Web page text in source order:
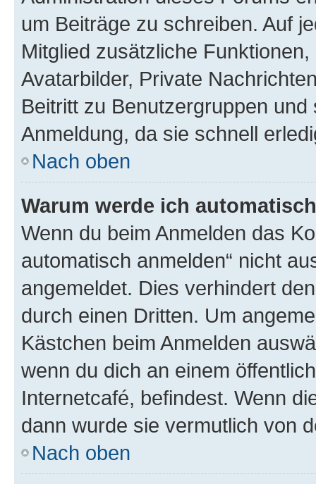
um Beiträge zu schreiben. Auf
Mitglied zusätzliche
Avatarbilder, Private
Beitritt zu Benutzergruppen
Anmeldung, da sie schnell
Nach oben
Warum werde ich
Wenn du beim Anmelden das
automatisch anmelden“ nicht
angemeldet. Dies verhindert
durch einen Dritten. Um
Kästchen beim Anmelden
wenn du dich an einem
Internetcafé, befindest. Wenn
dann wurde sie vermutlich von
Nach oben